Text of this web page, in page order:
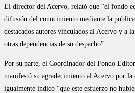
El director del Acervo, relató que “el fondo
difusión del conocimiento mediante la
destacados autores vinculados al Acervo y a
otras dependencias de su despacho”.
Por su parte, el Coordinador del Fondo
manifestó su agradecimiento al Acervo por
igualmente indicó “que este esfuerzo no